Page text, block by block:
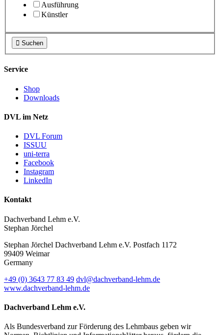
Ausführung
Künstler
 Suchen
Service
Shop
Downloads
DVL im Netz
DVL Forum
ISSUU
uni-terra
Facebook
Instagram
LinkedIn
Kontakt
Dachverband Lehm e.V.
Stephan Jörchel
Stephan Jörchel Dachverband Lehm e.V. Postfach 1172
99409 Weimar
Germany
+49 (0) 3643 77 83 49 dvl@dachverband-lehm.de
www.dachverband-lehm.de
Dachverband Lehm e.V.
Als Bundesverband zur Förderung des Lehmbaus geben wir